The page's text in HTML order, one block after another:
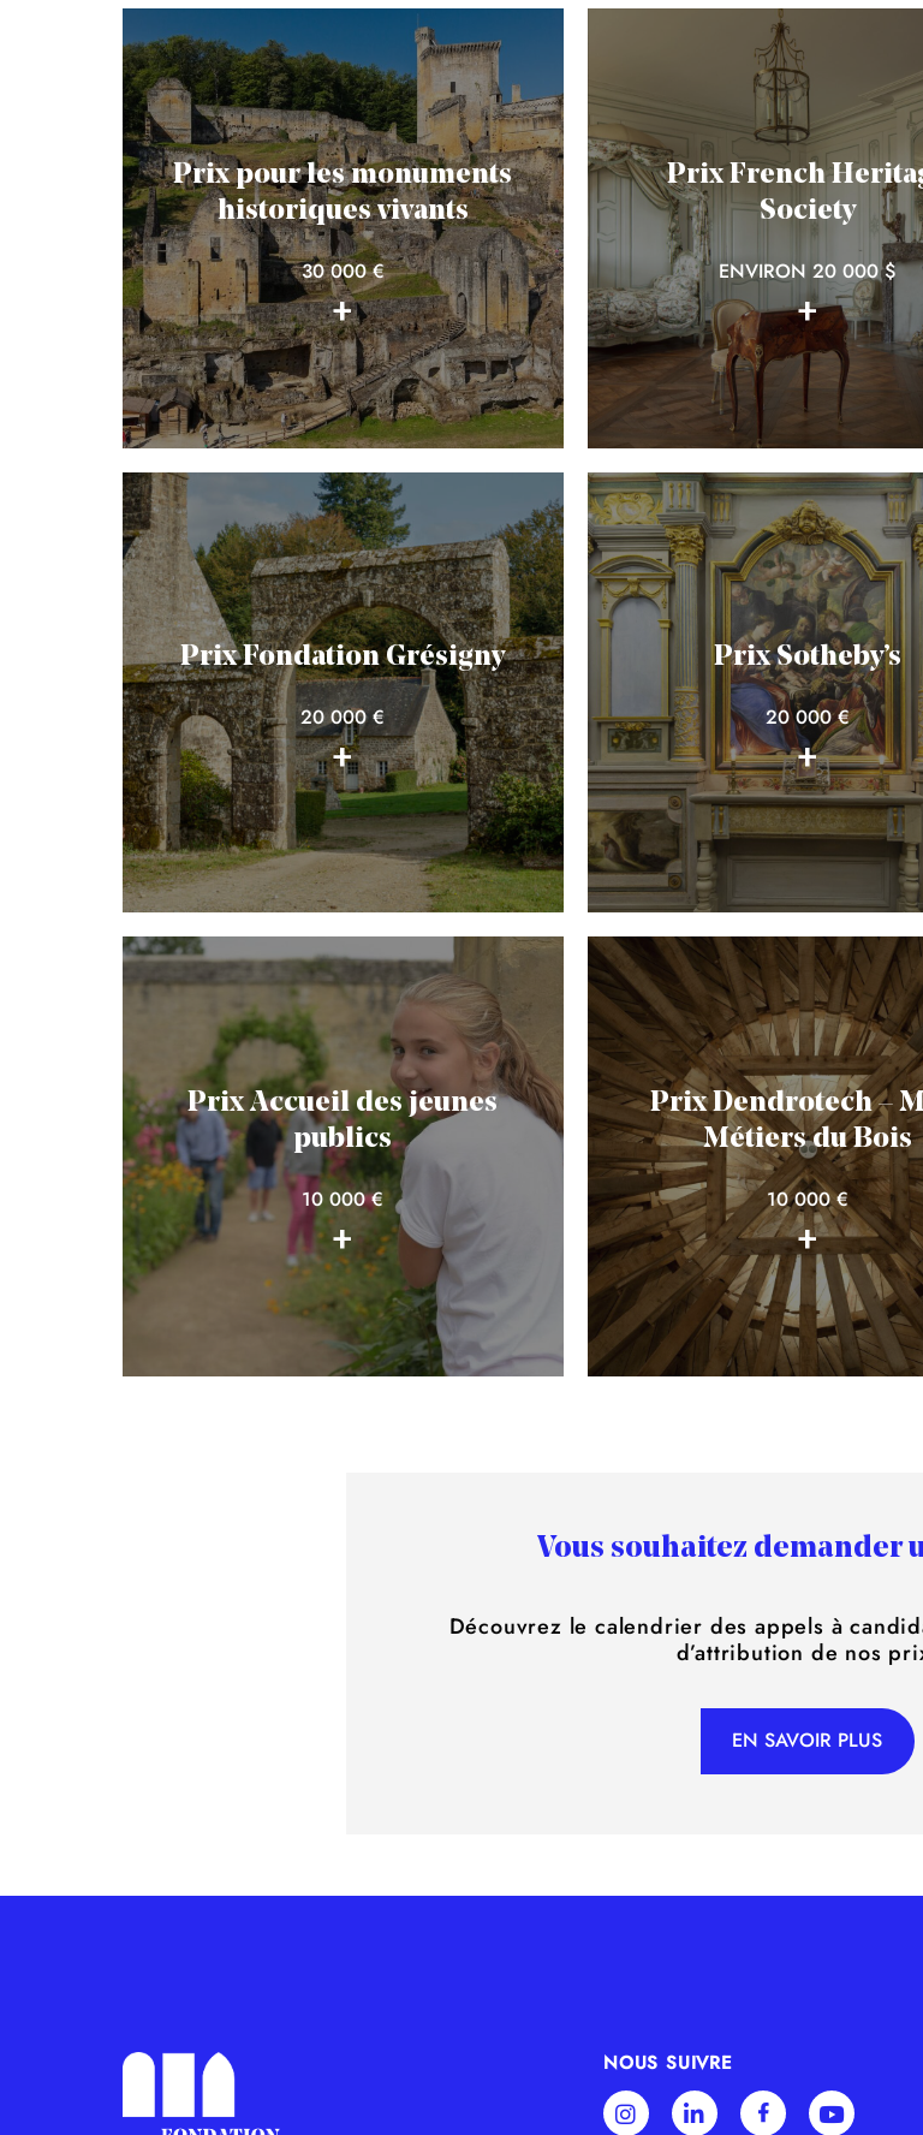
Prix pour les monuments
historiques vivants
30 000 €
+
Prix French
Society
ENVIRON 20 000 $
+
Prix Fondation Grésigny
20 000 €
+
Prix Sotheby’s
20 000 €
+
Prix Accueil des jeunes
publics
10 000 €
+
Prix Dendrotech –
Métiers du Bois
10 000 €
+
Vous souhaitez demander
Découvrez le calendrier des appels à
d’attribution de nos
EN SAVOIR PLUS
NOUS SUIVRE